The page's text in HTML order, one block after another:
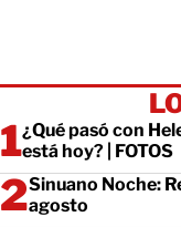
¿Qué pasó con
está hoy? | FOTOS
Sinuano Noche:
agosto